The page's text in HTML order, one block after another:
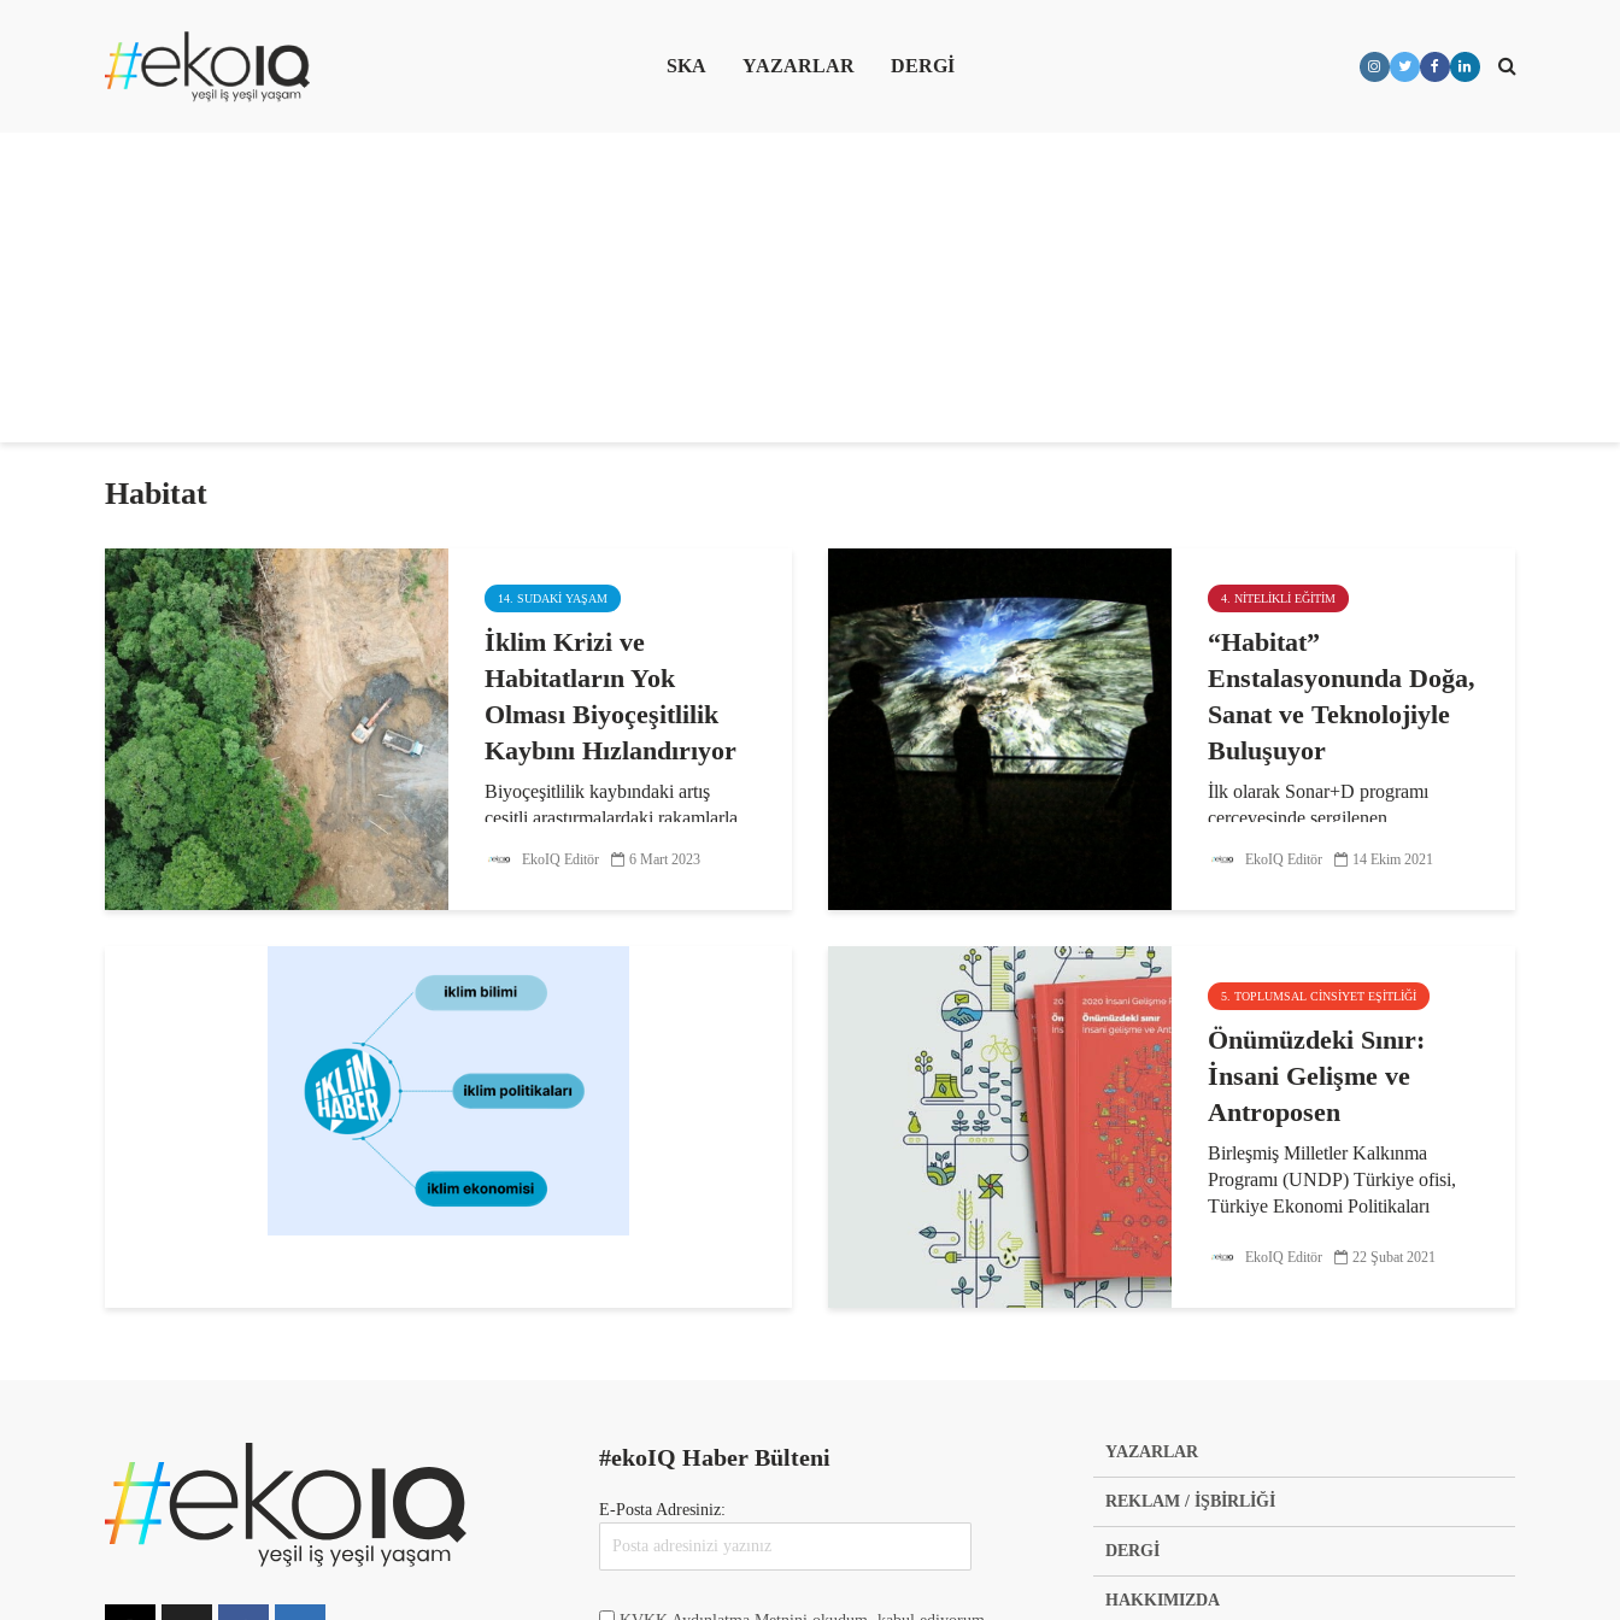
SKA YAZARLAR DERGİ
Habitat
14. SUDAKI YAŞAM
İklim Krizi ve
Habitatların Yok
Olması Biyoçeşitlilik
Kaybını Hızlandırıyor
Biyoçeşitlilik kaybındaki artış
çeşitli araştırmalardaki rakamlarla
değişikliği ve insan faaliyetlerine
başlıca sorumlusu olarak...
EkoIQ Editör 6 Mart 2023
4. NITELIKLI EĞITIM
“Habitat”
Enstalasyonunda Doğa,
Sanat ve Teknolojiyle
Buluşuyor
İlk olarak Sonar+D programı
çerçevesinde sergilenen,
Blanken’in taş, fosil ve mercan gibi
EkoIQ Editör 14 Ekim 2021
5. TOPLUMSAL CINSIYET EŞITLIĞI
Önümüzdeki Sınır:
İnsani Gelişme ve
Antroposen
Birleşmiş Milletler Kalkınma
Programı (UNDP) Türkiye ofisi,
Türkiye Ekonomi Politikaları
Derneği ve İnsani Gelişme Vakfı
EkoIQ Editör 22 Şubat 2021
#ekoIQ Haber Bülteni
E-Posta Adresiniz:
YAZARLAR
REKLAM / İŞBİRLİĞİ
DERGİ
HAKKIMIZDA